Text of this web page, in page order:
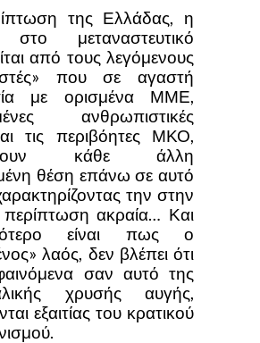
της Ελλάδας, η
στο μεταναστευτικό
από τους λεγόμενους
που σε αγαστή
με ορισμένα ΜΜΕ,
ανθρωπιστικές
τις περιβόητες ΜΚΟ,
κάθε άλλη
θέση επάνω σε αυτό
την στην
περίπτωση ακραία… Και
είναι πως ο
λαός, δεν βλέπει ότι
σαν αυτό της
χρυσής αυγής,
εξαιτίας του κρατικού